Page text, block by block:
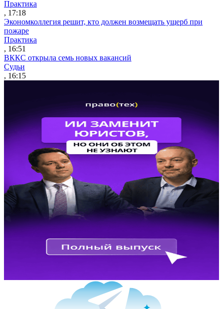
Практика
, 17:18
Экономколлегия решит, кто должен возмещать ущерб при
пожаре
Практика
, 16:51
ВККС открыла семь новых вакансий
Судьи
, 16:15